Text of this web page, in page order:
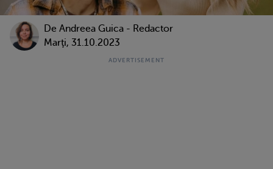
De Andreea Guica - Redactor
Marţi, 31.10.2023